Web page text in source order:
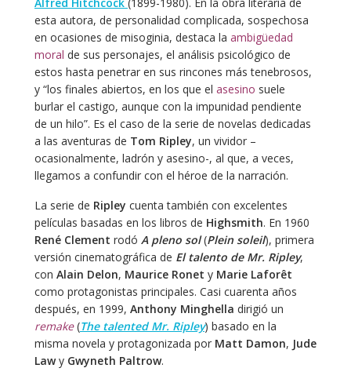
esta autora, de personalidad complicada, sospechosa
en ocasiones de misoginia, destaca la ambigüedad
moral de sus personajes, el análisis psicológico de
estos hasta penetrar en sus rincones más tenebrosos,
y “los finales abiertos, en los que el asesino suele
burlar el castigo, aunque con la impunidad pendiente
de un hilo”. Es el caso de la serie de novelas dedicadas
a las aventuras de Tom Ripley, un vividor –
ocasionalmente, ladrón y asesino-, al que, a veces,
llegamos a confundir con el héroe de la narración.
La serie de Ripley cuenta también con excelentes
películas basadas en los libros de Highsmith. En 1960
René Clement rodó A pleno sol (Plein soleil), primera
versión cinematográfica de El talento de Mr. Ripley,
con Alain Delon, Maurice Ronet y Marie Laforêt
como protagonistas principales. Casi cuarenta años
después, en 1999, Anthony Minghella dirigió un
remake(The talented Mr. Ripley) basado en la
misma novela y protagonizada por Matt Damon, Jude
Lawy Gwyneth Paltrow.